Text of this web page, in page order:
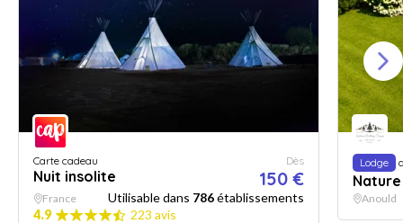
Carte cadeau
Nuit insolite
Dès
150 €
France Utilisable dans 786établissements
4.9
223 avis
Lodge
Anould